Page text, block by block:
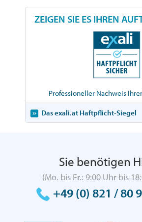
ZEIGEN SIE ES IHREN
Professioneller Nachweis
Das exali.at Haftpflicht-Siegel
Sie benötigen
(Mo. bis Fr.: 9:00 Uhr bis
+49 (0) 821 / 80